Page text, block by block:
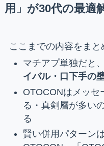
用」が30代の最適
ここまでの内容をまと
マチアプ単独だと
イバル・口下手の
OTOCONはメッセ
る・真剣層が多い
る
賢い併用パターン